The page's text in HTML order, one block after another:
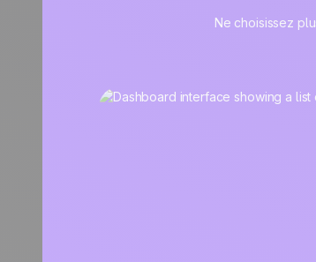
Ne choisissez